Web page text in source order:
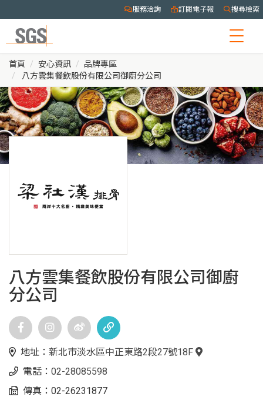
服務洽詢 訂閱電子報 搜尋檢索
首頁 安心資訊
品牌專區
八方雲集餐飲股份有限公司御廚分公司
八方雲集餐飲股份有限公司御廚
分公司
地址： 新北市淡水區中正東路2段27號18F
電話： 02-28085598
傳真：02-26231877